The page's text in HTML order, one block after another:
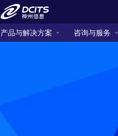
产品与解决方案 咨询与服务